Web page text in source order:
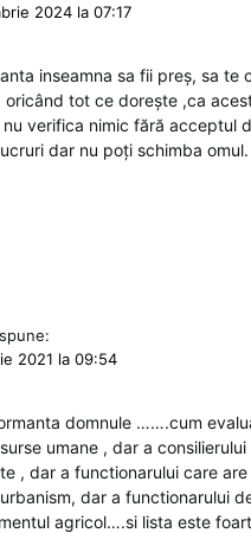
2024 la 07:17
inseamna sa fii preș, sa te
oricând tot ce dorește ,ca
nu verifica nimic fără acceptul
dar nu poți schimba omul.
spune:
2021 la 09:54
domnule …….cum
umane , dar a
, dar a functionarului care
dar a functionarului
agricol….si lista este